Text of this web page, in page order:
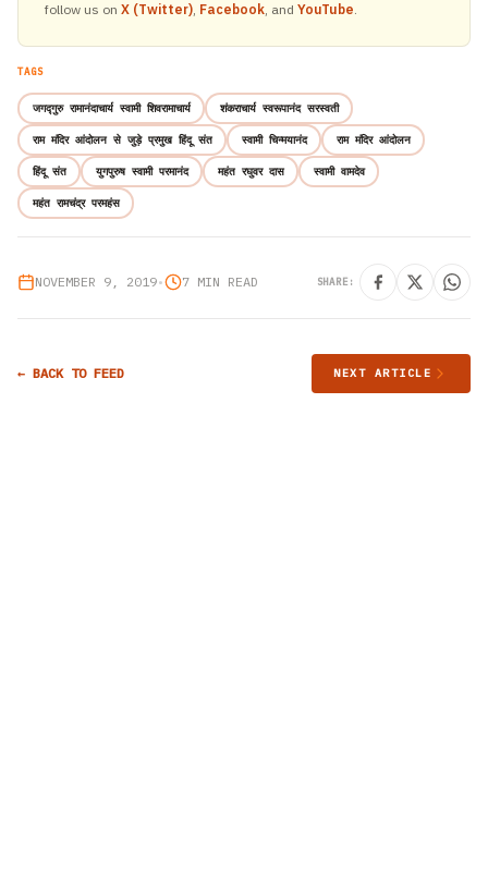
follow us on X (Twitter), Facebook, and YouTube.
TAGS
जगद्गुरु रामानंदाचार्य स्वामी शिवरामाचार्य शंकराचार्य स्वरूपानंद सरस्वती
राम मंदिर आंदोलन से जुड़े प्रमुख हिंदू संत स्वामी चिन्मयानंद राम मंदिर आंदोलन
हिंदू संत युगपुरुष स्वामी परमानंद महंत रघुवर दास स्वामी वामदेव
महंत रामचंद्र परमहंस
NOVEMBER 9, 2019• 7 MIN READ SHARE:
← BACK TO FEED NEXT ARTICLE